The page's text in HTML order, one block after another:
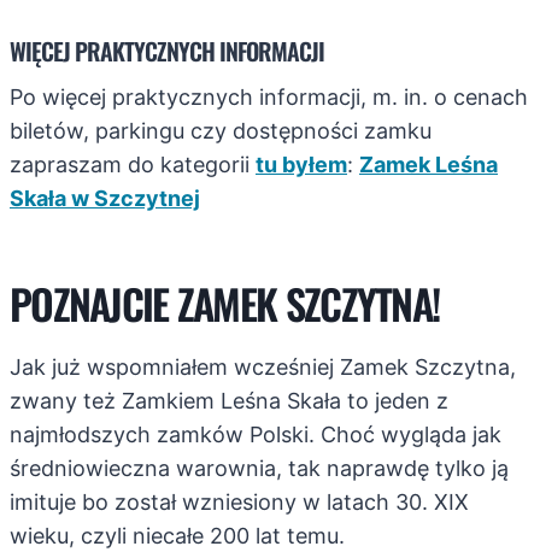
WIĘCEJ PRAKTYCZNYCH INFORMACJI
Po więcej praktycznych informacji, m. in. o cenach
biletów, parkingu czy dostępności zamku
zapraszam do kategorii tu byłem: Zamek Leśna
Skała w Szczytnej
POZNAJCIE ZAMEK SZCZYTNA!
Jak już wspomniałem wcześniej Zamek Szczytna,
zwany też Zamkiem Leśna Skała to jeden z
najmłodszych zamków Polski. Choć wygląda jak
średniowieczna warownia, tak naprawdę tylko ją
imituje bo został wzniesiony w latach 30. XIX
wieku, czyli niecałe 200 lat temu.